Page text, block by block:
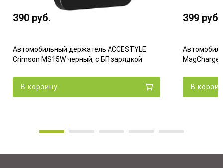
390 руб.
Автомобильный держатель ACCESTYLE
Crimson MS15W черный, с БП зарядкой
В корзину
399 руб.
MagCharge
В